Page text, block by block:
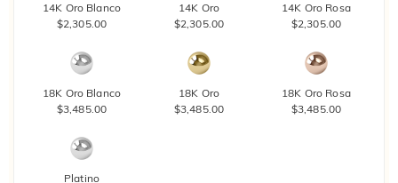
14K Oro Blanco
$2,305.00
14K Oro
$2,305.00
14K Oro Rosa
$2,305.00
18K Oro Blanco
$3,485.00
18K Oro
$3,485.00
18K Oro Rosa
$3,485.00
Platino